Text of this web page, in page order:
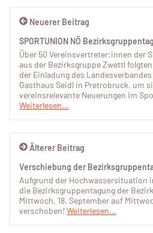
Älterer Beitrag
Verschiebung der
Aufgrund der Hochwassersituation
die Bezirksgruppentagung der
Mittwoch, 18. September auf
verschoben! Weiterlesen...
Neuerer Beitrag
SPORTUNION NÖ
Über 50 Vereinsvertreter:innen der
aus der Bezirksgruppe Zwettl
der Einladung des
Gasthaus Seidl in Pretrobruck, um
vereinsrelevante Neuerungen im
Weiterlesen...